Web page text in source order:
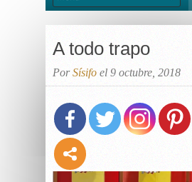
A todo trapo
PorSísifo el 9 octubre, 2018